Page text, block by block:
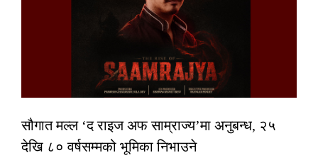
सौगात मल्ल ‘द राइज अफ साम्राज्य’मा अनुबन्ध, २५
देखि ८० वर्षसम्मको भूमिका निभाउने